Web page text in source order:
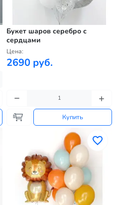
Букет шаров серебро с
сердцами
Цена:
2690 руб.
Купить